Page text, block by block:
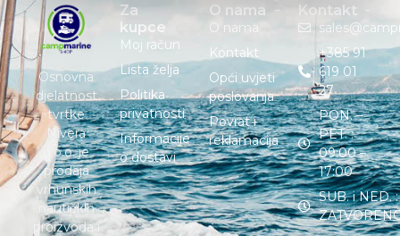
Osnovna
djelatnost
tvrtke
Nivera
d.o.o. je
prodaja
vrhunskih
nautičkih
proizvoda i
Za
kupce
Moj račun
Lista želja
Politika
privatnosti
Informacije
o dostavi
O nama
O nama
Kontakt
Opći uvjeti
poslovanja
Povrat i
reklamacija
Kontakt
+385 91
619 01
27
PON. –
PET. :
09:00 –
17:00
SUB. i NED. :